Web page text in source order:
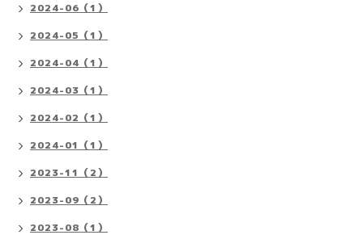
2024-06（1）
2024-05（1）
2024-04（1）
2024-03（1）
2024-02（1）
2024-01（1）
2023-11（2）
2023-09（2）
2023-08（1）